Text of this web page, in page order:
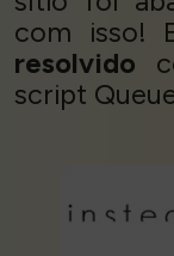
com isso!
resolvido
script